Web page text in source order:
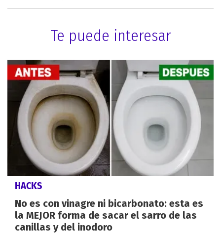
Te puede interesar
HACKS
No es con vinagre ni bicarbonato: esta es
la MEJOR forma de sacar el sarro de las
canillas y del inodoro